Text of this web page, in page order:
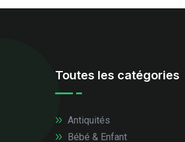
Toutes les catégories
Antiquités
Bébé & Enfant